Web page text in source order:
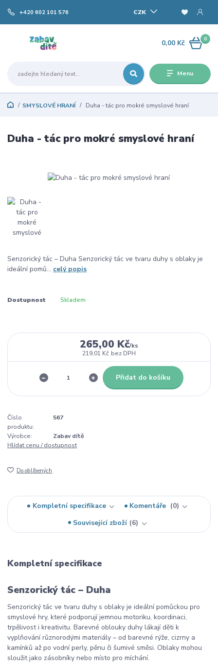
Menu
CZK
+420 602 101 576
0
0,00 Kč
SMYSLOVÉ HRANÍ Duha - tác pro mokré smyslové hraní
Duha - tác pro mokré smyslové hraní
Senzorický tác – Duha Senzorický tác ve tvaru duhy s oblaky je
ideální pomů... celý popis
Dostupnost Skladem
265,00 Kč/ks
219,01 Kč bez DPH
Přidat do košíku
Číslo
produktu:
567
Výrobce:
Zabav dítě
Hlídat cenu / dostupnost
Do oblíbených
Kompletní specifikace Komentáře
0
Související zboží 6
Kompletní specifikace
Senzorický tác – Duha
Senzorický tác ve tvaru duhy s oblaky je ideální pomůckou pro
smyslové hry, které podporují jemnou motoriku, koordinaci,
trpělivost i kreativitu. Barevné oblouky duhy lákají děti k
vyplňování různorodými materiály – od barevné rýže, cizrny a
kamínků až po vodní perly, pěnu či šumivé směsi. Oblaky mohou
sloužit jako zásobníky nebo místo pro míchání.